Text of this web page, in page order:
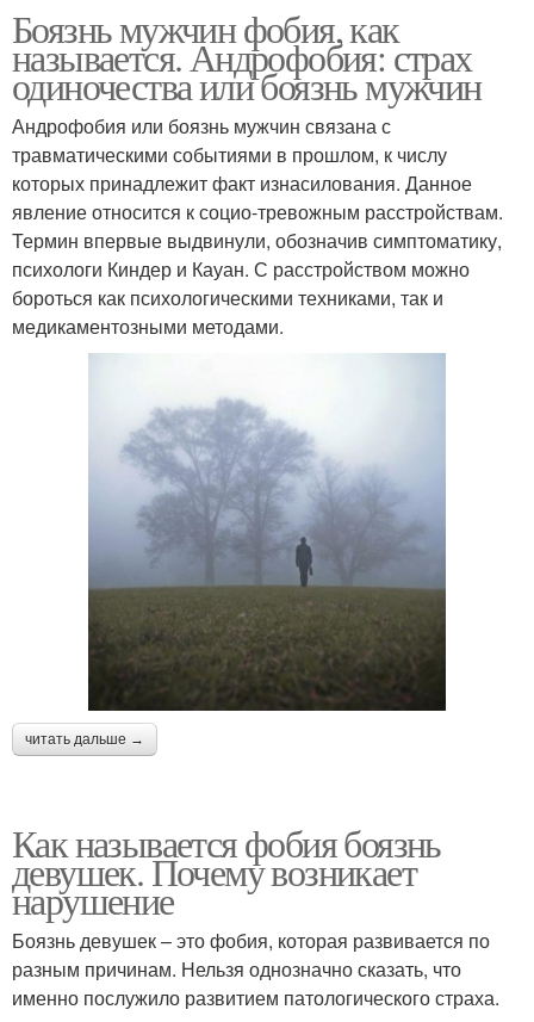
Боязнь мужчин фобия, как
называется. Андрофобия: страх
одиночества или боязнь мужчин
Андрофобия или боязнь мужчин связана с
травматическими событиями в прошлом, к числу
которых принадлежит факт изнасилования. Данное
явление относится к социо-тревожным расстройствам.
Термин впервые выдвинули, обозначив симптоматику,
психологи Киндер и Кауан. С расстройством можно
бороться как психологическими техниками, так и
медикаментозными методами.
читать дальше →
Как называется фобия боязнь
девушек. Почему возникает
нарушение
Боязнь девушек – это фобия, которая развивается по
разным причинам. Нельзя однозначно сказать, что
именно послужило развитием патологического страха.